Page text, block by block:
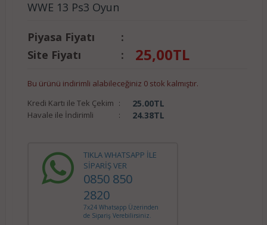
WWE 13 Ps3 Oyun
Piyasa Fiyatı
:
Site Fiyatı
: 25,00TL
Bu ürünü indirimli alabileceğiniz 0 stok kalmıştır.
Kredi Kartı ile Tek Çekim : 25.00TL
Havale ile İndirimli : 24.38TL
TIKLA WHATSAPP İLE
SİPARİŞ VER
0850 850
2820
7x24 Whatsapp Üzerinden
de Sipariş Verebilirsiniz.